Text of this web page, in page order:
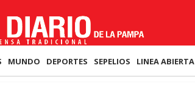
MUNDO DEPORTES SEPELIOS LINEA ABIERTA